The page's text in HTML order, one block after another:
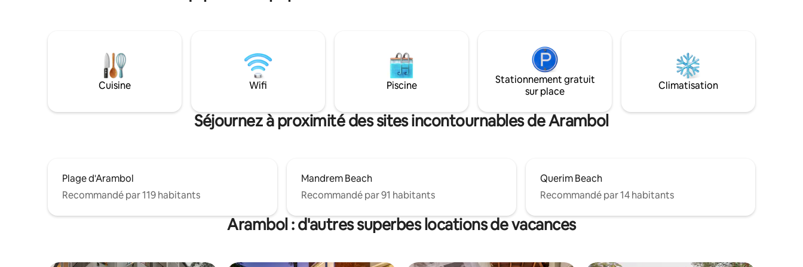
couples, les travailleurs à distance, un
groupe d'amis ou toute personne à la
recherche d'une escapade tranquille
avec tout le confort d'un chez-soi.
logement de Mogachestays.goa
Cuisine Wifi Piscine
Stationnement gratuit
sur place
Climatisation
Séjournez à proximité des sites incontournables de Arambol
Plage d'Arambol
Recommandé par 119 habitants
Mandrem Beach
Recommandé par 91 habitants
Querim Beach
Recommandé par 14 habitants
Arambol : d'autres superbes locations de vacances